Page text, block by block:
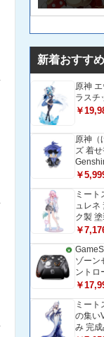
新着おすす
原神
ラスチ
￥
原神（
ズ 着
￥
ミート
ュレネ
ク製
￥
ゾーン
ントロ
ーラー
コント
振動モ
ンロッ
￥
ミー
の集い
み 完